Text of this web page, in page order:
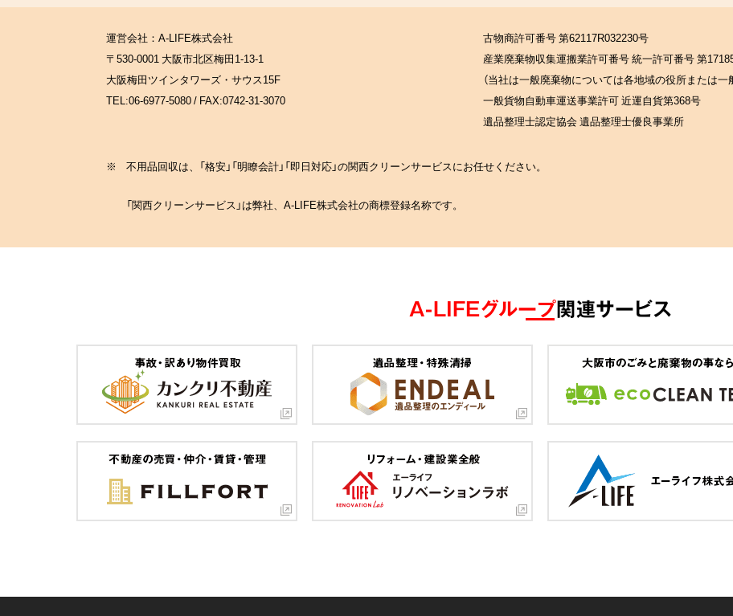
運営会社：A-LIFE株式会社
〒530-0001 大阪市北区梅田1-13-1
大阪梅田ツインタワーズ・サウス15F
TEL:06-6977-5080 / FAX:0742-31-3070
古物商許可番号 第62117R032230号
産業廃棄物収集運搬業許可番号 統一許可番号 第
（当社は一般廃棄物については各地域の役所または
一般貨物自動車運送事業許可 近運自貨第368号
遺品整理士認定協会 遺品整理士優良事業所
※ 不用品回収は、「格安」「明瞭会計」「即日対応」の関西クリーンサービスにお任せください。
「関西クリーンサービス」は弊社、A-LIFE株式会社の商標登録名称です。
A-LIFEグループ関連サービス